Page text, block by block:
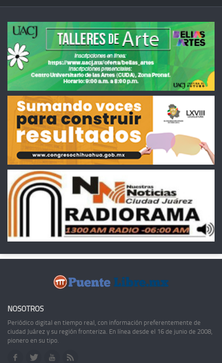
NOSOTROS
Periódico digital en tiempo real, con información preferentemente de
ciudad Juárez y su región fronteriza. En línea desde el 16 de junio de 2008,
pionero en su tipo.